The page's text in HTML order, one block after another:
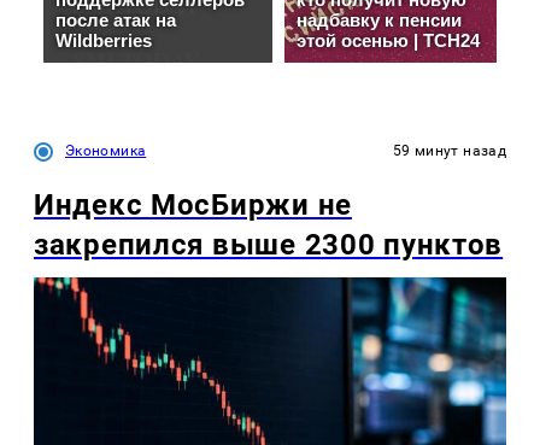
Экономика 59 минут назад
Индекс МосБиржи не
закрепился выше 2300 пунктов